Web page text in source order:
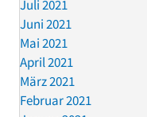
Juli 2021
Juni 2021
Mai 2021
April 2021
März 2021
Februar 2021